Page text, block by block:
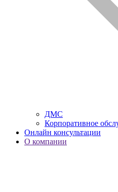
ДМС
Корпоративное
Онлайн консультации
О компании